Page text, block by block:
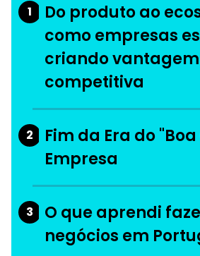
1
Do produto ao
como empresas
criando vantagem
competitiva
2
Fim da Era do
Empresa
3
O que aprendi
negócios em